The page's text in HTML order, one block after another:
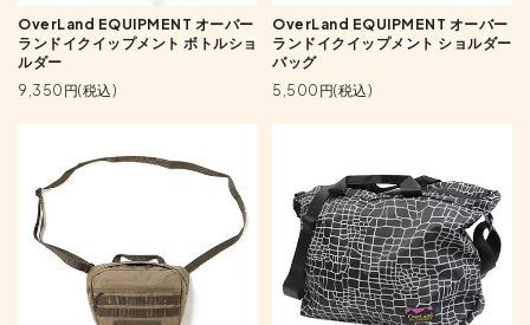
OverLand EQUIPMENT オーバー
ランドイクイップメント ボトルショ
ルダー
9,350円(税込)
OverLand EQUIPMENT オーバー
ランドイクイップメント ショルダー
バッグ
5,500円(税込)